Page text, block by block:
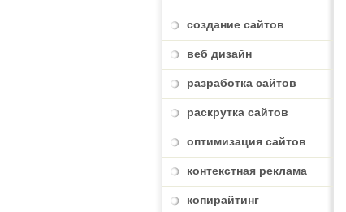
создание сайтов
веб дизайн
разработка сайтов
раскрутка сайтов
оптимизация сайтов
контекстная реклама
копирайтинг